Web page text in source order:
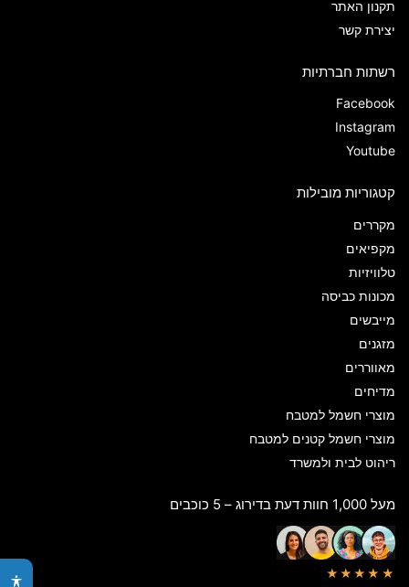
תקנון האתר
יצירת קשר
רשתות חברתיות
Facebook
Instagram
Youtube
קטגוריות מובילות
מקררים
מקפיאים
טלוויזיות
מכונות כביסה
מייבשים
מזגנים
מאווררים
מדיחים
מוצרי חשמל למטבח
מוצרי חשמל קטנים למטבח
ריהוט לבית ולמשרד
מעל 1,000 חוות דעת בדירוג – 5 כוכבים
★★★★★